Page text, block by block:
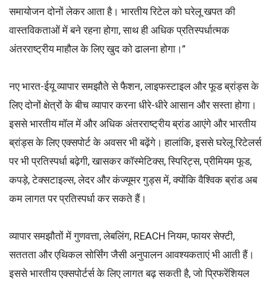
समायोजन दोनों लेकर आता है। भारतीय रिटेल को घरेलू खपत की
वास्तविकताओं में बने रहना होगा, साथ ही अधिक प्रतिस्पर्धात्मक
अंतरराष्ट्रीय माहौल के लिए खुद को ढालना होगा।”
नए भारत-ईयू व्यापार समझौते से फैशन, लाइफस्टाइल और फूड ब्रांड्स के
लिए दोनों क्षेत्रों के बीच व्यापार करना धीरे-धीरे आसान और सस्ता होगा।
इससे भारतीय मॉल में और अधिक अंतरराष्ट्रीय ब्रांड आएंगे और भारतीय
ब्रांड्स के लिए एक्सपोर्ट के अवसर भी बढ़ेंगे। हालांकि, इससे घरेलू रिटेलर्स
पर भी प्रतिस्पर्धा बढ़ेगी, खासकर कॉस्मेटिक्स, स्पिरिट्स, प्रीमियम फूड,
कपड़े, टेक्सटाइल्स, लेदर और कंज्यूमर गुड्स में, क्योंकि वैश्विक ब्रांड अब
कम लागत पर प्रतिस्पर्धा कर सकते हैं।
व्यापार समझौतों में गुणवत्ता, लेबलिंग, REACH नियम, फायर सेफ्टी,
सततता और एथिकल सोर्सिंग जैसी अनुपालन आवश्यकताएं भी आती हैं।
इससे भारतीय एक्सपोर्टर्स के लिए लागत बढ़ सकती है, जो प्रिफरेंशियल